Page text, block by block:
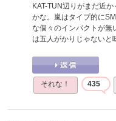
KAT-TUN辺りがまだ近
かな。嵐はタイプ的に
な個々のインパクトが無
は五人がかりじゃないと
それな！ 435